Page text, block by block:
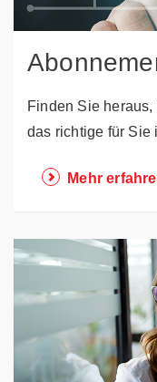
Finden Sie
das richtige für Sie
Mehr